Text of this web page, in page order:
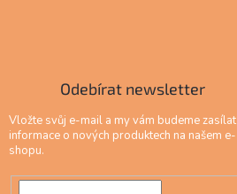
Odebírat newsletter
Vložte svůj e-mail a my vám budeme zasílat
informace o nových produktech na našem e-
shopu.